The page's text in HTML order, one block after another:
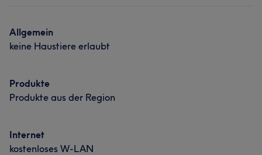
Allgemein
keine Haustiere erlaubt
Produkte
Produkte aus der Region
Internet
kostenloses W-LAN